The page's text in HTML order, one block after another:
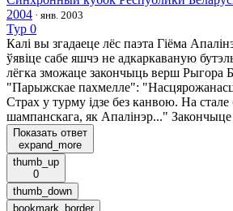
2004 · янв. 2003
Тур 0
Калi вы згадаеце лёс паэта Гiёма
ўявiце сабе яшчэ не адкаркаваную
лёгка зможаце закончыць верш Рыгора
"Парыжскае пахмелле":
Страх у турму iдзе без канвою. На стале
шампанскага, як Апалiнэр..."
Показать ответ
expand_more
thumb_up
0
thumb_down
bookmark_border